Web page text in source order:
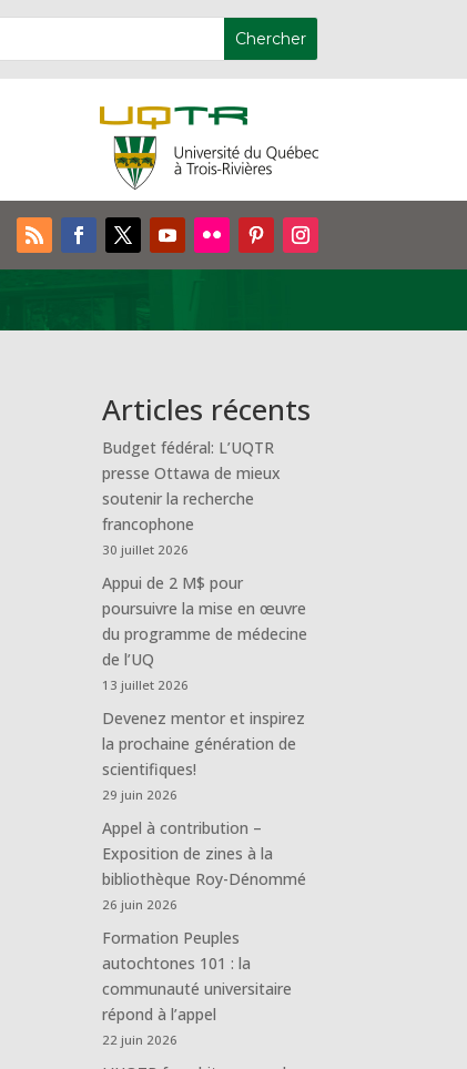
Articles récents
Budget fédéral: L’UQTR
presse Ottawa de mieux
soutenir la recherche
francophone
30 juillet 2026
Appui de 2 M$ pour
poursuivre la mise en œuvre
du programme de médecine
de l’UQ
13 juillet 2026
Devenez mentor et inspirez
la prochaine génération de
scientifiques!
29 juin 2026
Appel à contribution –
Exposition de zines à la
bibliothèque Roy-Dénommé
26 juin 2026
Formation Peuples
autochtones 101 : la
communauté universitaire
répond à l’appel
22 juin 2026